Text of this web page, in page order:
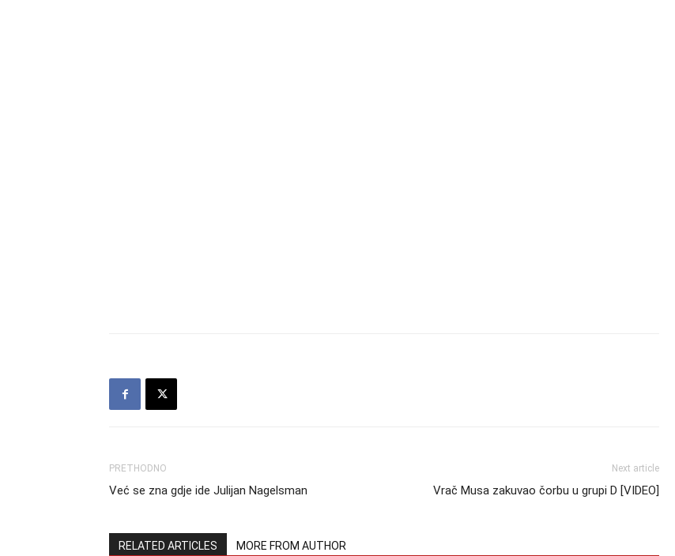
PRETHODNO
Već se zna gdje ide Julijan Nagelsman
Next article
Vrač Musa zakuvao čorbu u grupi D [VIDEO]
RELATED ARTICLES MORE FROM AUTHOR